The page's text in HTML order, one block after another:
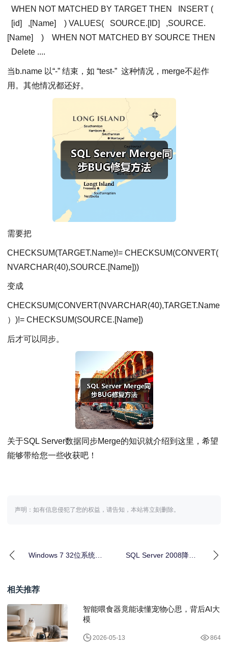
WHEN NOT MATCHED BY TARGET THEN
INSERT (
[id]
,[Name] ) VALUES( SOURCE.[ID]
,SOURCE.
[Name]
)
WHEN NOT MATCHED BY SOURCE THEN
Delete ....
当b.name 以“-” 结束，如 “test-” 这种情况，merge不起作
用。其他情况都还好。
需要把
CHECKSUM(TARGET.Name)!= CHECKSUM(CONVERT(
NVARCHAR(40),SOURCE.[Name]))
变成
CHECKSUM(CONVERT(NVARCHAR(40),TARGET.Name
）)!= CHECKSUM(SOURCE.[Name])
后才可以同步。
关于SQL Server数据同步Merge的知识就介绍到这里，希望
能够带给您一些收获吧！
声明：如有信息侵犯了您的权益，请告知，本站将立刻删除。
Windows 7 32位系统缺
SQL Server 2008降级
相关推荐
智能喂食器竟能读懂宠物心思，背后AI大
模
2026-05-13 864